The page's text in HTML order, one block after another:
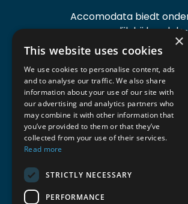
Accomodata biedt
voornamelijk bij
diensten- en
Accomodata is een
actief in België.
Certified v10 Certified v11
Certified v18
×
This website uses cookies
We use cookies to personalise content, ads
and to analyse our traffic. We also share
information about your use of our site with
our advertising and analytics partners who
may combine it with other information that
you’ve provided to them or that they’ve
collected from your use of their services.
Read more
STRICTLY NECESSARY
PERFORMANCE